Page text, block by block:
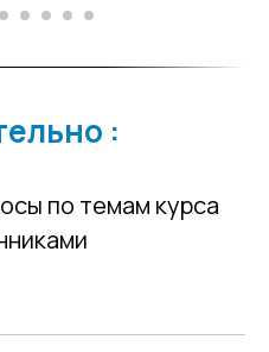
:
по темам курса